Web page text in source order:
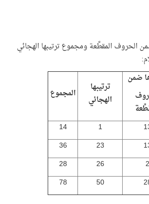
الحروف المقطَّعة ومجموع ترتيبها الهجائي
ضمن
ترتيبها
الهجائي
المجموع
1
14
23
36
2
26
28
50
78